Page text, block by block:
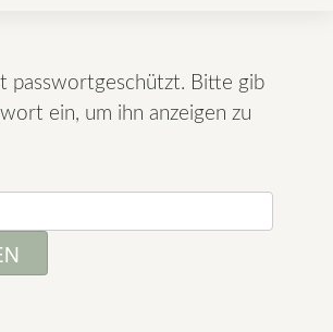
passwortgeschützt. Bitte gib
ein, um ihn anzeigen zu